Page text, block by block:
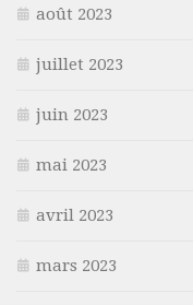
août 2023
juillet 2023
juin 2023
mai 2023
avril 2023
mars 2023